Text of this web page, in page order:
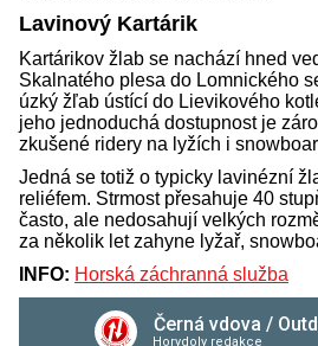
Lavinový Kartárik
Kartárikov žlab se nachází hned
Skalnatého plesa do Lomnického
úzký žľab ústící do Lievikového
jeho jednoduchá dostupnost je
zkušené ridery na lyžích i
Jedná se totiž o typicky lavinézní
reliéfem. Strmost přesahuje 40
často, ale nedosahují velkých
za několik let zahyne lyžař,
INFO: Horská záchranná služba